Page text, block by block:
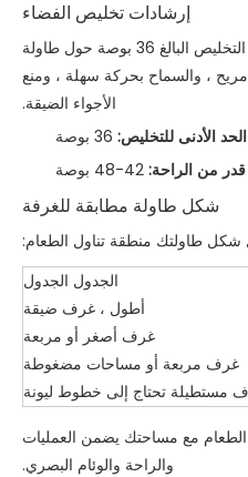
إرشادات تخليص الفضاء
يوصى بإجراء الحد الأدنى من التخليص البالغ 36 بوصة حول طاولة
، والسماح بحركة سهلة ، ومنع
الأجواء الضيقة.
الحد الأدنى للتخليص: 36 بوصة
من الراحة: 42-48 بوصة
شكل طاولة مطابقة للغرفة
طاولتك منطقة تناول الطعام:
الجدول الجدول
أطول ، غرف ضيقة
غرف أصغر أو مربعة
غرف مربعة أو مساحات مضغوطة
مستطيلة تحتاج إلى خطوط ليونة
مع مساحتك يضمن العمليات
والراحة والوئام البصري.